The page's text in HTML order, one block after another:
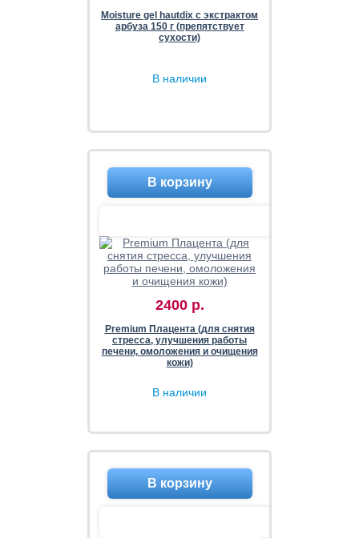
Moisture gel hautdix с экстрактом
арбуза 150 г (препятствует
сухости)
В наличии
2400 р.
Premium Плацента (для снятия
стресса, улучшения работы
печени, омоложения и очищения
кожи)
В наличии